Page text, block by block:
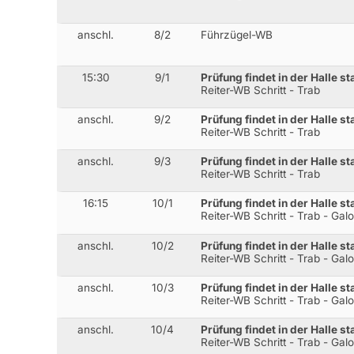
anschl. 8/2 Führzügel-WB
15:30 9/1
Prüfung findet in der Halle
Reiter-WB Schritt - Trab
anschl. 9/2
Prüfung findet in der Halle
Reiter-WB Schritt - Trab
anschl. 9/3
Prüfung findet in der Halle
Reiter-WB Schritt - Trab
16:15 10/1
Prüfung findet in der Halle
Reiter-WB Schritt - Trab -
anschl. 10/2
Prüfung findet in der Halle
Reiter-WB Schritt - Trab -
anschl. 10/3
Prüfung findet in der Halle
Reiter-WB Schritt - Trab -
anschl. 10/4
Prüfung findet in der Halle
Reiter-WB Schritt - Trab -